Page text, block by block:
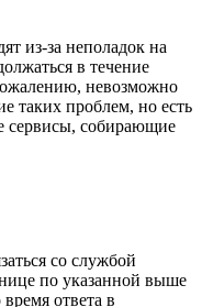
из-за неполадок на
в течение
невозможно
таких проблем, но есть
сервисы, собирающие
со службой
по указанной выше
ответа в